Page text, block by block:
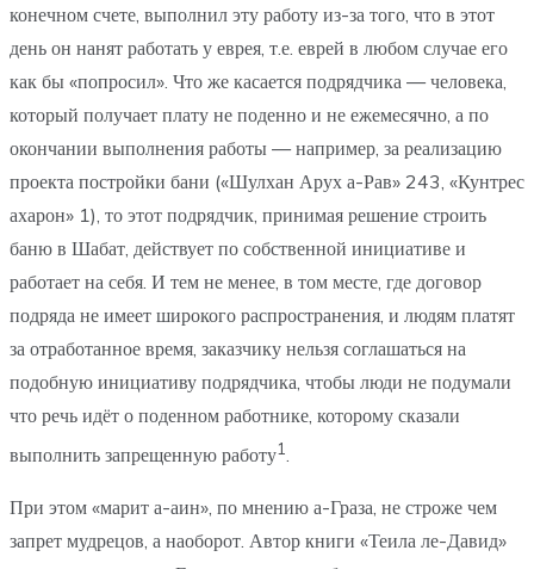
конечном счете, выполнил эту работу из-за того, что в этот
день он нанят работать у еврея, т.е. еврей в любом случае его
как бы «попросил». Что же касается подрядчика — человека,
который получает плату не поденно и не ежемесячно, а по
окончании выполнения работы — например, за реализацию
проекта постройки бани («Шулхан Арух а-Рав» 243, «Кунтрес
ахарон» 1), то этот подрядчик, принимая решение строить
баню в Шабат, действует по собственной инициативе и
работает на себя. И тем не менее, в том месте, где договор
подряда не имеет широкого распространения, и людям платят
за отработанное время, заказчику нельзя соглашаться на
подобную инициативу подрядчика, чтобы люди не подумали
что речь идёт о поденном работнике, которому сказали
выполнить запрещенную работу1.
При этом «марит а-аин», по мнению а-Граза, не строже чем
запрет мудрецов, а наоборот. Автор книги «Теила ле-Давид»